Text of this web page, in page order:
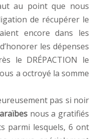
au point que nous
de récupérer le
encore dans les
les dépenses
le DRÉPACTION le
a octroyé la somme
pas si noir
nous a gratifiés
parmi lesquels, 6 ont